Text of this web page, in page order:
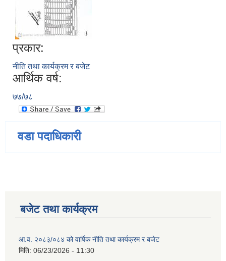
प्रकार:
नीति तथा कार्यक्रम र बजेट
आर्थिक वर्ष:
७७/७८
वडा पदाधिकारी
बजेट तथा कार्यक्रम
आ.व. २०८३/०८४ को वार्षिक नीति तथा कार्यक्रम र बजेट
मिति: 06/23/2026 - 11:30